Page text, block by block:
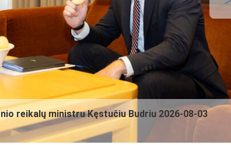
reikalų ministru Kęstučiu Budriu 2026-08-03